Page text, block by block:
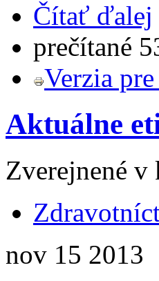
Čítať ďalej
prečítané
Verzia
Aktuálne
Zverejnené v
nov 15 2013